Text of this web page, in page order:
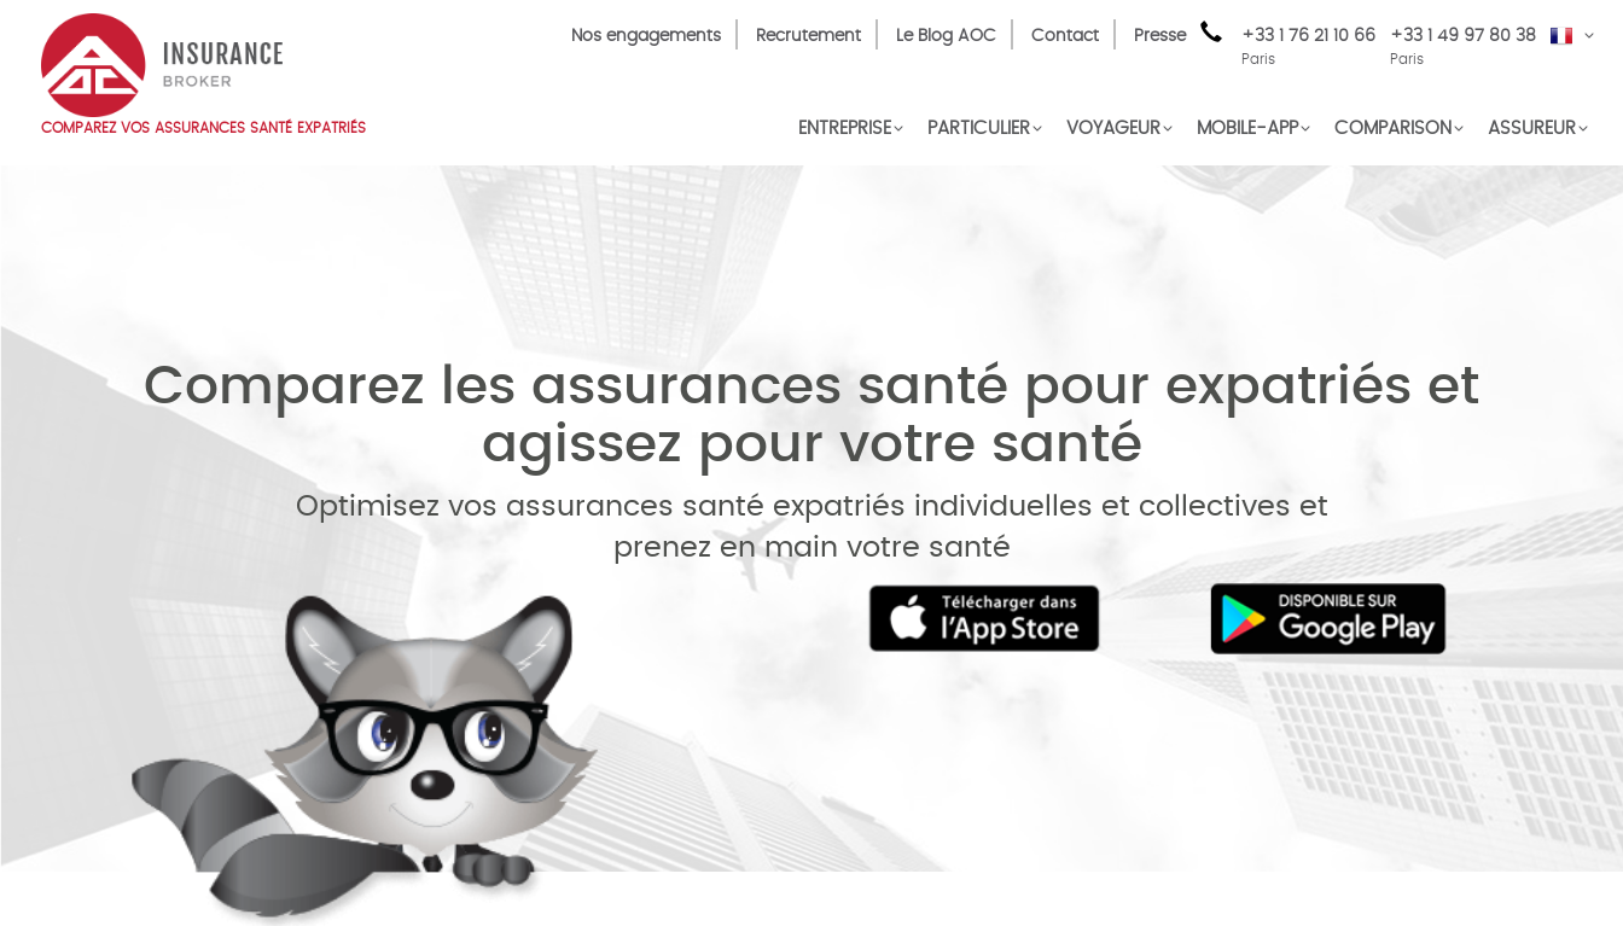
main
content
FR
TopNos engagements Recrutement Le Blog AOC Contact Presse +33 1 76 21 10 66
Paris
+33 1 49 97 80 38
Paris
COMPAREZ VOS ASSURANCES SANTÉ EXPATRIÉS ENTREPRISE PARTICULIER VOYAGEUR ASSUREUR
COMPARISON
MOBILE-APP
Comparez les assurances santé pour expatriés et
agissez pour votre santé
Optimisez vos assurances santé expatriés individuelles et collectives et
prenez en main votre santé